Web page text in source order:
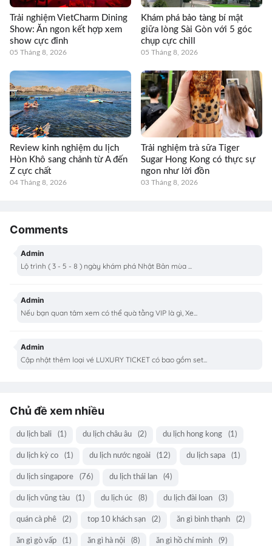
Trải nghiệm VietCharm Dining
Show: Ăn ngon kết hợp xem
show cực đỉnh
05 Tháng 8, 2026
Khám phá bảo tàng bí mật
giữa lòng Sài Gòn với 5 góc
chụp cực chill
05 Tháng 8, 2026
Review kinh nghiệm du lịch
Hòn Khô sang chảnh từ A đến
Z cực chất
04 Tháng 8, 2026
Trải nghiệm trà sữa Tiger
Sugar Hong Kong có thực sự
ngon như lời đồn
03 Tháng 8, 2026
Comments
Admin
Lộ trình ( 3 - 5 - 8 ) ngày khám phá Nhật Bản mùa ...
Admin
Nếu bạn quan tâm xem có thể quà tằng VIP là gì, Xe...
Admin
Cập nhật thêm loại vé LUXURY TICKET có bao gồm set...
Chủ đề xem nhiều
du lịch bali (1) du lịch châu âu (2) du lịch hong kong (1)
du lịch kỳ co (1) du lịch nước ngoài (12) du lịch sapa (1)
du lịch singapore (76) du lịch thái lan (4)
du lịch vũng tàu (1) du lịch úc (8) du lịch đài loan (3)
quán cà phê (2) top 10 khách sạn (2) ăn gì bình thạnh (2)
ăn gì gò vấp (1) ăn gì hà nội (8) ăn gì hồ chí minh (9)